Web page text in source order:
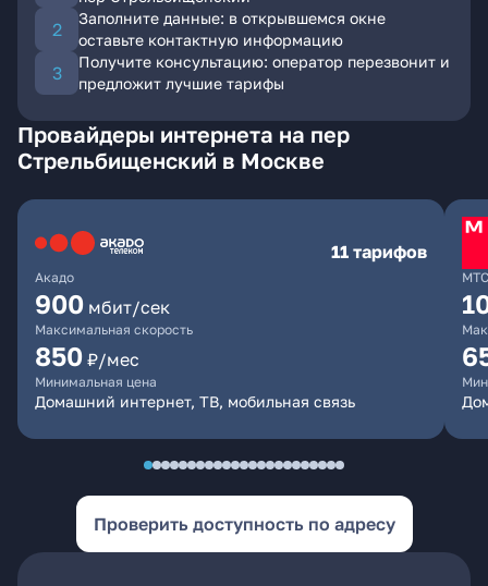
Заполните данные: в открывшемся окне
оставьте контактную информацию
Получите консультацию: оператор перезвонит и
предложит лучшие тарифы
Провайдеры интернета на пер
Стрельбищенский в Москве
Акадо
11 тарифов
900 мбит/сек
Максимальная скорость
850 ₽/мес
Минимальная цена
Домашний интернет, ТВ, мобильная связь
МТС
Проверить доступность по адресу